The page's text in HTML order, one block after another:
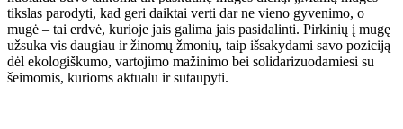
tikslas parodyti, kad geri daiktai verti dar ne vieno gyvenimo, o
mugė – tai erdvė, kurioje jais galima jais pasidalinti. Pirkinių į mugę
užsuka vis daugiau ir žinomų žmonių, taip išsakydami savo poziciją
dėl ekologiškumo, vartojimo mažinimo bei solidarizuodamiesi su
šeimomis, kurioms aktualu ir sutaupyti.